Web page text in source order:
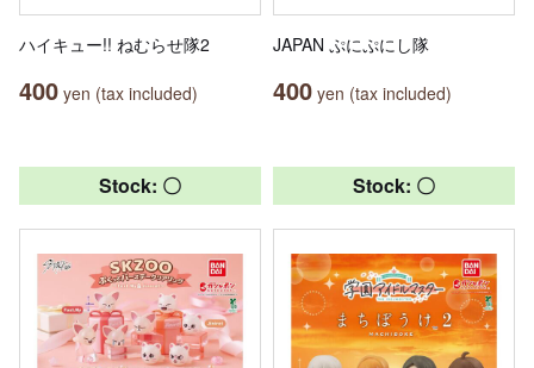
ハイキュー!! ねむらせ隊2
400 yen (tax included)
JAPAN ぷにぷにし隊
400 yen (tax included)
Stock: 〇 Stock: 〇